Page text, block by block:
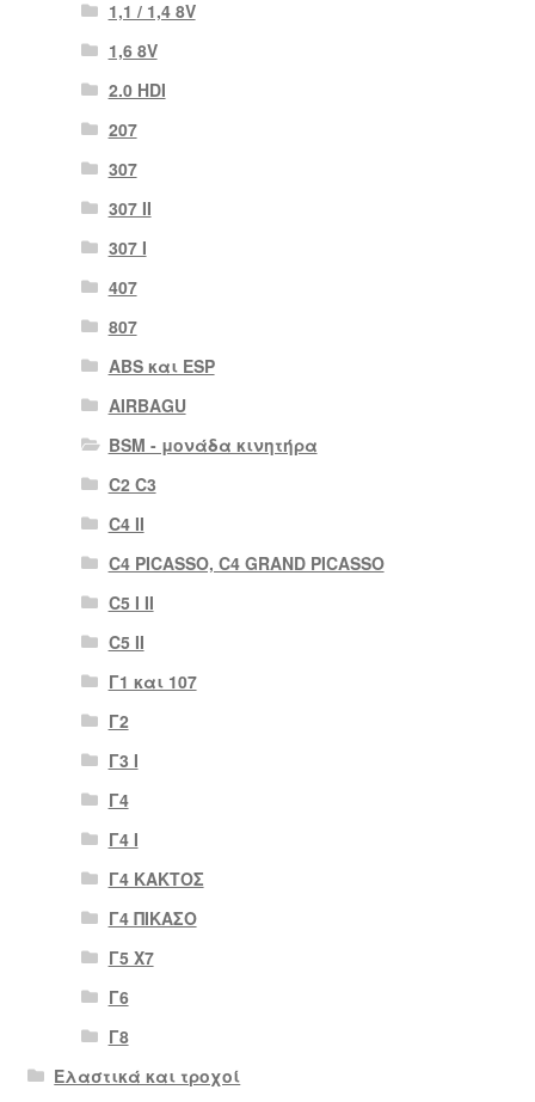
1,1 / 1,4 8V
1,6 8V
2.0 HDI
207
307
307 II
307 Ι
407
807
ABS και ESP
AIRBAGU
BSM - μονάδα κινητήρα
C2 C3
C4 II
C4 PICASSO, C4 GRAND PICASSO
C5 I II
C5 II
Γ1 και 107
Γ2
Γ3 Ι
Γ4
Γ4 Ι
Γ4 ΚΑΚΤΟΣ
Γ4 ΠΙΚΑΣΟ
Γ5 Χ7
Γ6
Γ8
Ελαστικά και τροχοί